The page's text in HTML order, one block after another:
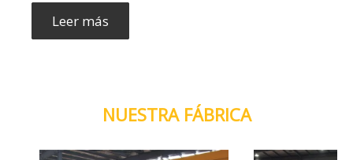
Leer más
NUESTRA FÁBRICA